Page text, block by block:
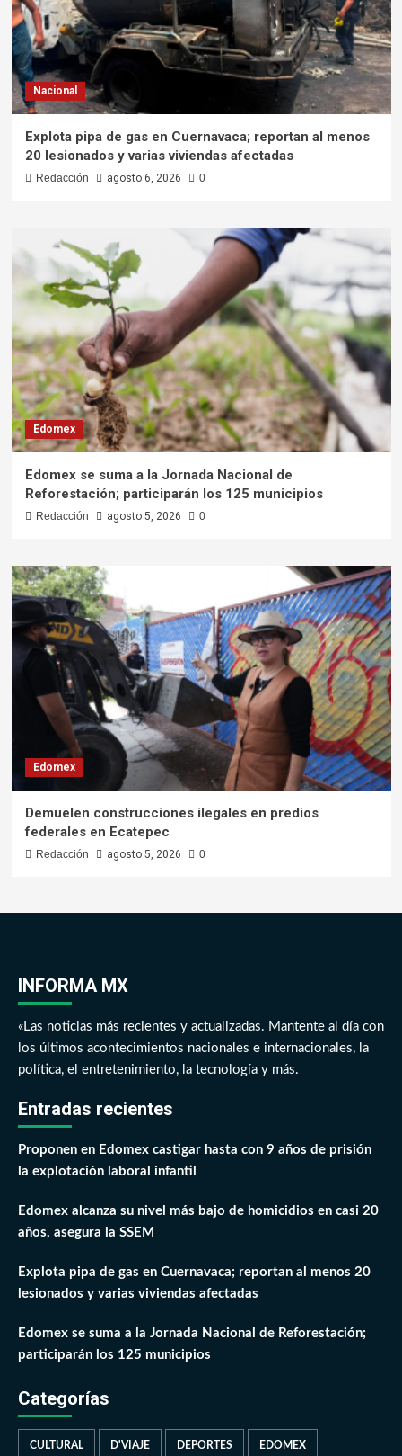
Nacional
Explota pipa de gas en Cuernavaca; reportan al menos
20 lesionados y varias viviendas afectadas
Redacción agosto 6, 2026 0
Edomex
Edomex se suma a la Jornada Nacional de
Reforestación; participarán los 125 municipios
Redacción agosto 5, 2026 0
Edomex
Demuelen construcciones ilegales en predios
federales en Ecatepec
Redacción agosto 5, 2026 0
INFORMA MX
«Las noticias más recientes y actualizadas. Mantente al día con
los últimos acontecimientos nacionales e internacionales, la
política, el entretenimiento, la tecnología y más.
Entradas recientes
Proponen en Edomex castigar hasta con 9 años de prisión
la explotación laboral infantil
Edomex alcanza su nivel más bajo de homicidios en casi 20
años, asegura la SSEM
Explota pipa de gas en Cuernavaca; reportan al menos 20
lesionados y varias viviendas afectadas
Edomex se suma a la Jornada Nacional de Reforestación;
participarán los 125 municipios
Categorías
CULTURAL D'VIAJE DEPORTES EDOMEX